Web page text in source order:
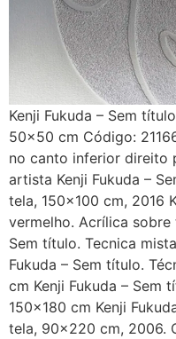
Kenji Fukuda – Sem
50×50 cm Código:
no canto inferior direito
artista Kenji Fukuda –
tela, 150×100 cm, 2016
vermelho. Acrílica sobre
Sem título. Tecnica
Fukuda – Sem título.
cm Kenji Fukuda – Sem
150×180 cm Kenji
tela, 90×220 cm, 2006.